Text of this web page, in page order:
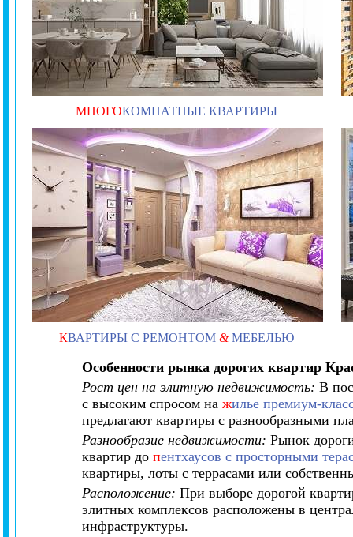
МНОГОКОМНАТНЫЕ КВАРТИРЫ
КВАРТИРЫ С РЕМОНТОМ&МЕБЕЛЬЮ
Особенности рынка дорогих квартир
Рост цен на элитную недвижимость: В
с высоким спросом нажилье премиум-
предлагают квартиры с разнообразными
Разнообразие недвижимости: Рынок
квартир допентхаусов с просторными
квартиры, лоты с террасами или
Расположение: При выборе дорогой
элитных комплексов расположены в
инфраструктуры.